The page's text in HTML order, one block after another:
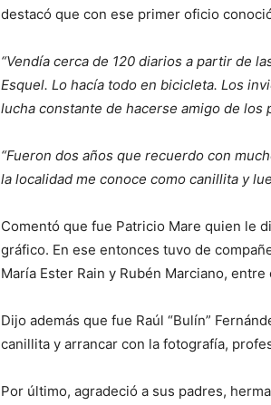
destacó que con ese primer oficio
“Vendía cerca de 120 diarios a partir de
Esquel. Lo hacía todo en bicicleta. Los
lucha constante de hacerse amigo de los
“Fueron dos años que recuerdo con
la localidad me conoce como canillita y
Comentó que fue Patricio Mare quien le
gráfico. En ese entonces tuvo de
María Ester Rain y Rubén Marciano, entre
Dijo además que fue Raúl “Bulín”
canillita y arrancar con la fotografía,
Por último, agradeció a sus padres,